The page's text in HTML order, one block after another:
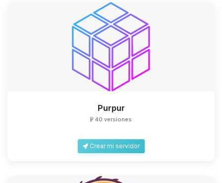
Purpur
40 versiones
Crear mi servidor
Yupi, por fin alguien con quien
hablar! Soy Choupy, tu pequeno
que necesitas y moveré mis